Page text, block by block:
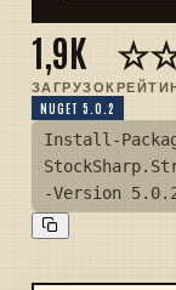
1,9K
ЗАГРУЗОК
NUGET 5.0.2
Install-
-Version